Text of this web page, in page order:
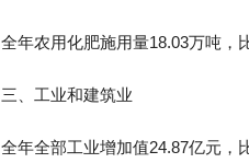
全年农用化肥施用量18.03万吨，
三、工业和建筑业
全年全部工业增加值24.87亿元，